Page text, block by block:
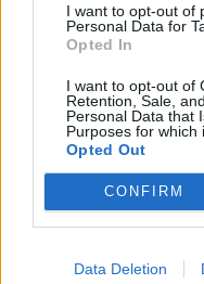
I want to opt-out of
Personal Data for
Opted In
I want to opt-out of
Retention, Sale,
Personal Data that
Purposes for which
Opted Out
CONFIRM
Data Deletion
kisoihin